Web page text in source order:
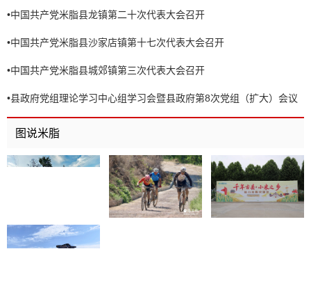
•中国共产党米脂县龙镇第二十次代表大会召开
•中国共产党米脂县沙家店镇第十七次代表大会召开
•中国共产党米脂县城郊镇第三次代表大会召开
•县政府党组理论学习中心组学习会暨县政府第8次党组（扩大）会议
召开
图说米脂